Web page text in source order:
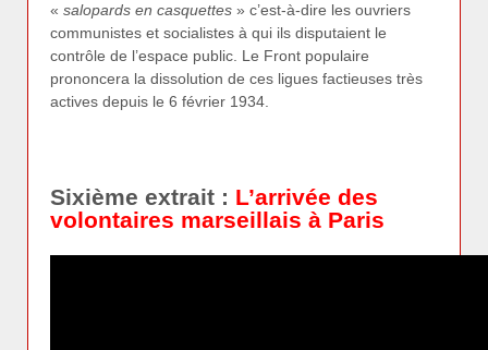
« salopards en casquettes » c’est-à-dire les ouvriers
communistes et socialistes à qui ils disputaient le
contrôle de l’espace public. Le Front populaire
prononcera la dissolution de ces ligues factieuses très
actives depuis le 6 février 1934.
Sixième extrait : L’arrivée des
volontaires marseillais à Paris